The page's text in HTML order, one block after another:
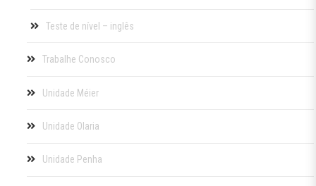
Teste de nível – inglês
Trabalhe Conosco
Unidade Méier
Unidade Olaria
Unidade Penha